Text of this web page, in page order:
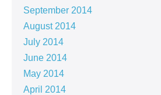
September 2014
August 2014
July 2014
June 2014
May 2014
April 2014